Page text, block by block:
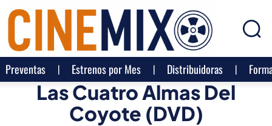
Preventas Estrenos por Mes Distribuidoras
Las Cuatro Almas Del
Coyote (DVD)